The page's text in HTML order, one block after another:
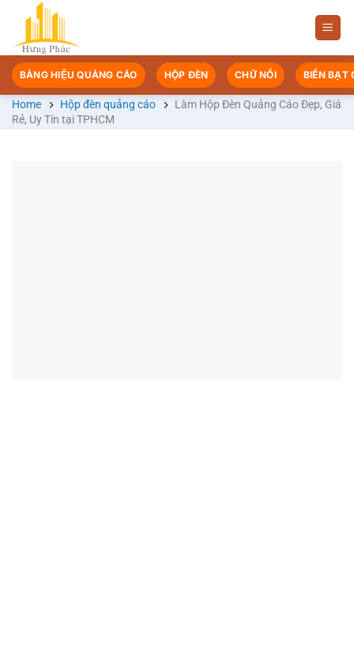
Chuyển
nội
dung
BẢNG HIỆU QUẢNG CÁO HỘP ĐÈN CHỮ NỔI BIỂN BẠT
Home Hộp đèn quảng cáo
Làm Hộp Đèn Quảng Cáo Đẹp, Giá
Rẻ, Uy Tín tại TPHCM